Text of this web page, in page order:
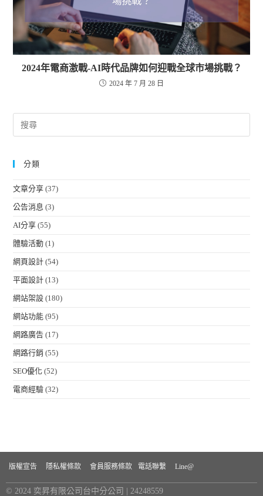
2024年電商激戰-AI時代品牌如何迎戰全球市場挑戰？
2024 年 7 月 28 日
分類
文章分享 (37)
公告消息 (3)
AI分享 (55)
體驗活動 (1)
網頁設計 (54)
平面設計 (13)
網站架設 (180)
網站功能 (95)
網路廣告 (17)
網路行銷 (55)
SEO優化 (52)
電商經驗 (32)
版權宣告 隱私權條款 會員服務條款 電話聯繫 Line@
© 2024 奕昇有限公司台中分公司 | 24248559